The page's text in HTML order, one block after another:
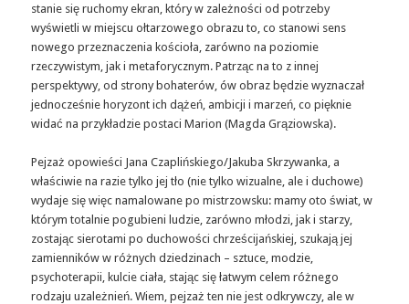
stanie się ruchomy ekran, który w zależności od potrzeby
wyświetli w miejscu ołtarzowego obrazu to, co stanowi sens
nowego przeznaczenia kościoła, zarówno na poziomie
rzeczywistym, jak i metaforycznym. Patrząc na to z innej
perspektywy, od strony bohaterów, ów obraz będzie wyznaczał
jednocześnie horyzont ich dążeń, ambicji i marzeń, co pięknie
widać na przykładzie postaci Marion (Magda Grąziowska).
Pejzaż opowieści Jana Czaplińskiego/Jakuba Skrzywanka, a
właściwie na razie tylko jej tło (nie tylko wizualne, ale i duchowe)
wydaje się więc namalowane po mistrzowsku: mamy oto świat, w
którym totalnie pogubieni ludzie, zarówno młodzi, jak i starzy,
zostając sierotami po duchowości chrześcijańskiej, szukają jej
zamienników w różnych dziedzinach – sztuce, modzie,
psychoterapii, kulcie ciała, stając się łatwym celem różnego
rodzaju uzależnień. Wiem, pejzaż ten nie jest odkrywczy, ale w